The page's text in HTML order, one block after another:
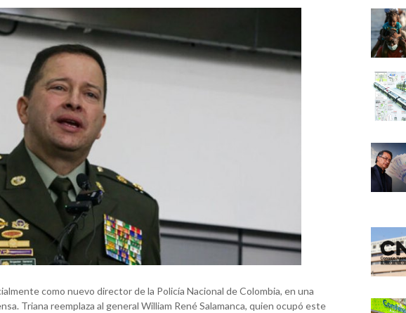
como nuevo director de la Policía Nacional de Colombia, en una
Triana reemplaza al general William René Salamanca, quien ocupó este